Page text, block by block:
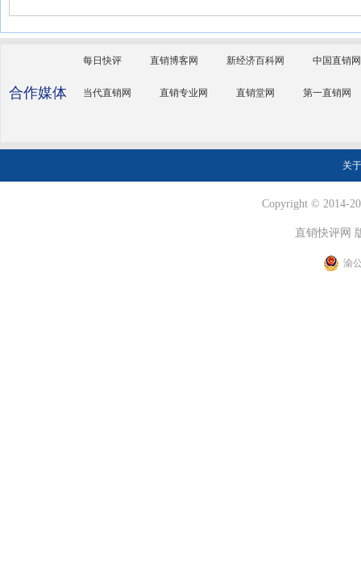
合作媒体
每日快评 直销博客网 新经济百科网 中国直销网
当代直销网 直销专业网 直销堂网 第一直销网
关
Copyright © 2014-
直销快评网
渝